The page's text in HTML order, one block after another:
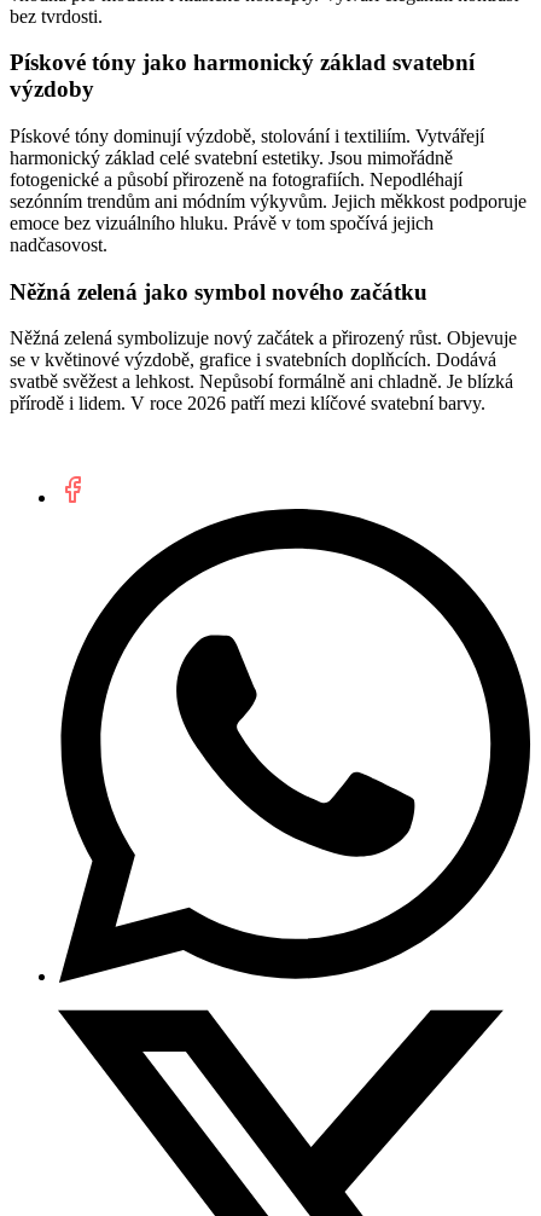
bez tvrdosti.
Pískové tóny jako harmonický základ svatební
výzdoby
Pískové tóny dominují výzdobě, stolování i textiliím. Vytvářejí
harmonický základ celé svatební estetiky. Jsou mimořádně
fotogenické a působí přirozeně na fotografiích. Nepodléhají
sezónním trendům ani módním výkyvům. Jejich měkkost podporuje
emoce bez vizuálního hluku. Právě v tom spočívá jejich
nadčasovost.
Něžná zelená jako symbol nového začátku
Něžná zelená symbolizuje nový začátek a přirozený růst. Objevuje
se v květinové výzdobě, grafice i svatebních doplňcích. Dodává
svatbě svěžest a lehkost. Nepůsobí formálně ani chladně. Je blízká
přírodě i lidem. V roce 2026 patří mezi klíčové svatební barvy.